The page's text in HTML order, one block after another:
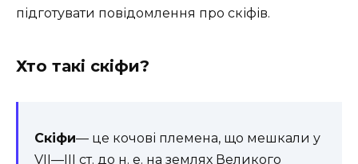
підготувати повідомлення про скіфів.
Хто такі скіфи?
Скіфи— це кочові племена, що мешкали у
VII—III ст. до н. е. на землях Великого